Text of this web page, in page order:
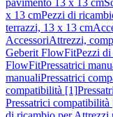
pavimento 13 x 13 cm
x 13 cmPezzi di
terrazzi, 13 x 13 cm
AccessoriAttrezzi,
Geberit FlowFitPezzi
FlowFitPressatrici
manualiPressatrici
compatibilità [1]
Pressatrici compatibilità